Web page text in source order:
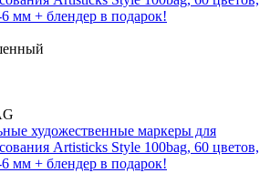
художественные маркеры для
Artisticks Style 100bag, 60 цветов,
мм + блендер в подарок!